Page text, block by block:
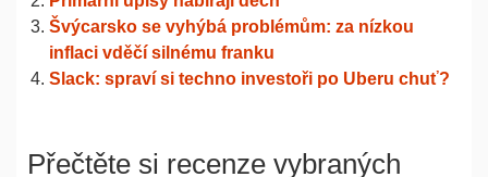
Švýcarsko se vyhýbá problémům: za nízkou
inflaci vděčí silnému franku
Slack: spraví si techno investoři po Uberu chuť?
Přečtěte si recenze vybraných